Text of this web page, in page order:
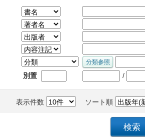
別置 /
表示件数 ソート順